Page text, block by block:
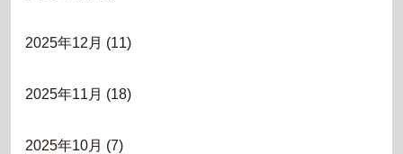
2025年12月 (11)
2025年11月 (18)
2025年10月 (7)